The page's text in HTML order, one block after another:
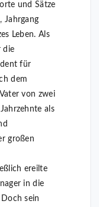
und Sätze
Jahrgang
Leben. Als
die
für
dem
von zwei
als
großen
ereilte
in die
sein